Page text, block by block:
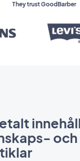
They trust GoodBarber
och